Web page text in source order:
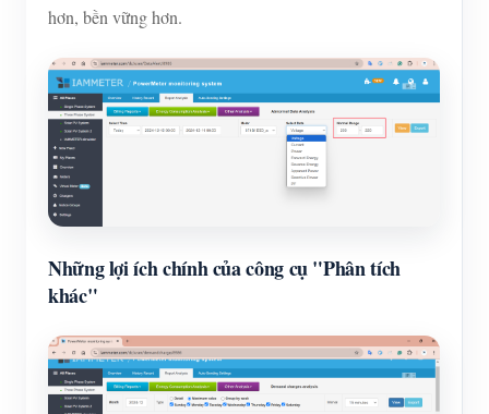
hơn, bền vững hơn.
Những lợi ích chính của công cụ "Phân tích
khác"